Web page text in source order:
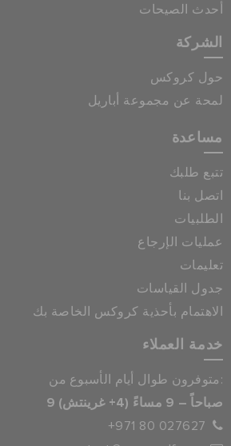
أحدث الصيحات
الشركة
حول كروكس
لمحة عن مجموعة أباريل
مساعدة
تتبع طلبك
اتصل بنا
الطلبيات
عمليات الإرجاع
تعليمات
جدول القياسات
الاهتمام بأحذية كروكس الخاصة بك
خدمة العملاء
متوفرون طوال أيام الأسبوع من:
9 صباحاً – 9 مساءً (4+ غرينتش)
+971 80 027627